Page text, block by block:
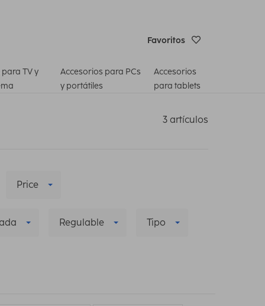
Favoritos
TV y
Accesorios para PCs
y portátiles
Accesorios
para tablets
3 artículos
Price
Regulable Tipo